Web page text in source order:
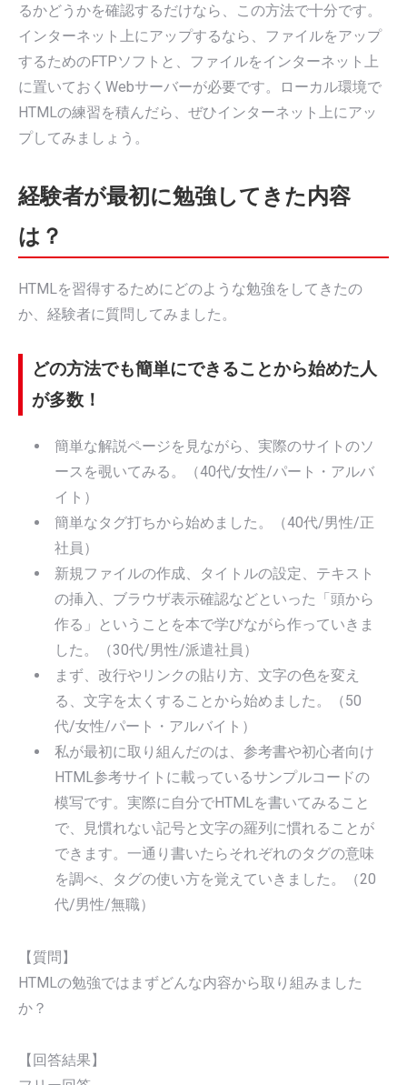
るかどうかを確認するだけなら、この方法で十分です。
インターネット上にアップするなら、ファイルをアップ
するためのFTPソフトと、ファイルをインターネット上
に置いておくWebサーバーが必要です。ローカル環境で
HTMLの練習を積んだら、ぜひインターネット上にアッ
プしてみましょう。
経験者が最初に勉強してきた内容
は？
HTMLを習得するためにどのような勉強をしてきたの
か、経験者に質問してみました。
どの方法でも簡単にできることから始めた人
が多数！
簡単な解説ページを見ながら、実際のサイトのソ
ースを覗いてみる。（40代/女性/パート・アルバ
イト）
簡単なタグ打ちから始めました。（40代/男性/正
社員）
新規ファイルの作成、タイトルの設定、テキスト
の挿入、ブラウザ表示確認などといった「頭から
作る」ということを本で学びながら作っていきま
した。（30代/男性/派遣社員）
まず、改行やリンクの貼り方、文字の色を変え
る、文字を太くすることから始めました。（50
代/女性/パート・アルバイト）
私が最初に取り組んだのは、参考書や初心者向け
HTML参考サイトに載っているサンプルコードの
模写です。実際に自分でHTMLを書いてみること
で、見慣れない記号と文字の羅列に慣れることが
できます。一通り書いたらそれぞれのタグの意味
を調べ、タグの使い方を覚えていきました。（20
代/男性/無職）
【質問】
HTMLの勉強ではまずどんな内容から取り組みました
か？
【回答結果】